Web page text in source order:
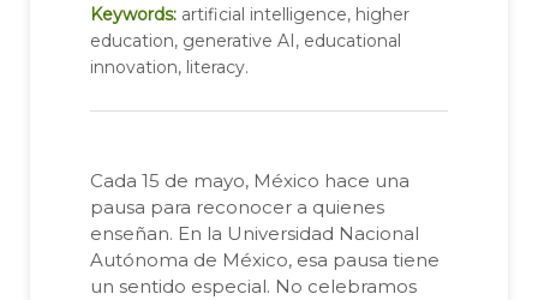
Keywords: artificial intelligence, higher
education, generative AI, educational
innovation, literacy.
Cada 15 de mayo, México hace una
pausa para reconocer a quienes
enseñan. En la Universidad Nacional
Autónoma de México, esa pausa tiene
un sentido especial. No celebramos